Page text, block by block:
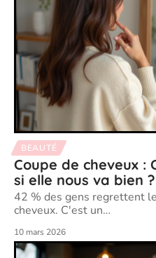
BEAUTÉ
Coupe de cheveux :
si elle nous va bien ?
42 % des gens regrettent
cheveux. C'est un…
10 mars 2026